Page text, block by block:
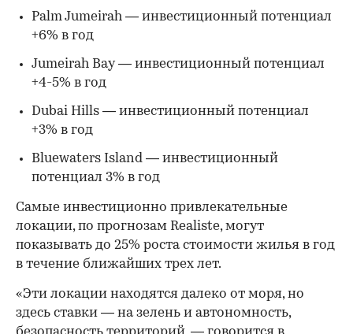
Palm Jumeirah — инвестиционный потенциал
+6% в год
Jumeirah Bay — инвестиционный потенциал
+4-5% в год
Dubai Hills — инвестиционный потенциал
+3% в год
Bluewaters Island — инвестиционный
потенциал 3% в год
Самые инвестиционно привлекательные
локации, по прогнозам Realiste, могут
показывать до 25% роста стоимости жилья в год
в течение ближайших трех лет.
«Эти локации находятся далеко от моря, но
здесь ставки — на зелень и автономность,